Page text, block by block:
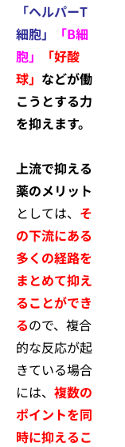
「ヘルパーT
細胞」
「B細
胞」
「好酸
球」 などが働
こうとする力
を抑えます。
上流で抑える
薬のメリット
としては、 そ
の下流にある
多くの経路を
まとめて抑え
ることができ
るので、複合
的な反応が起
きている場合
には、 複数の
ポイントを同
時に抑えるこ